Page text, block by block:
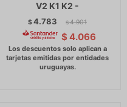
V2 K1 K2 -
$4.783 $ 4.901
$ 4.066